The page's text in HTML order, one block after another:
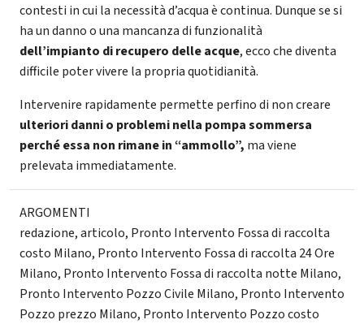
contesti in cui la necessità d’acqua è continua. Dunque se si
ha un danno o una mancanza di funzionalità
dell’impianto di recupero delle acque, ecco che diventa
difficile poter vivere la propria quotidianità.
Intervenire rapidamente permette perfino di non creare
ulteriori danni o problemi nella pompa sommersa
perché essa non rimane in “ammollo”, ma viene
prelevata immediatamente.
ARGOMENTI
redazione,articolo, Pronto Intervento Fossa di raccolta
costo Milano, Pronto Intervento Fossa di raccolta 24 Ore
Milano, Pronto Intervento Fossa di raccolta notte Milano,
Pronto Intervento Pozzo Civile Milano, Pronto Intervento
Pozzo prezzo Milano, Pronto Intervento Pozzo costo